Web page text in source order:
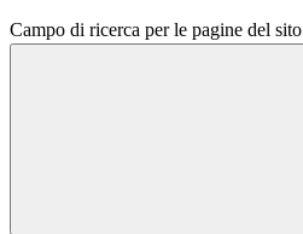
Campo di ricerca per le pagine del sito